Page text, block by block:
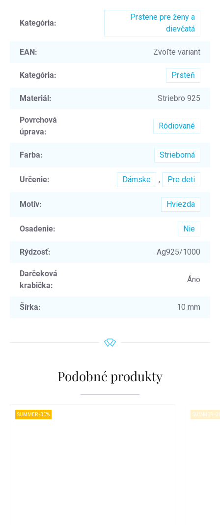
Kategória:
Prstene pre ženy a
dievčatá
EAN: Zvoľte variant
Kategória: Prsteň
Materiál: Striebro 925
Povrchová
úprava:
Ródiované
Farba: Strieborná
Určenie: Dámske , Pre deti
Motív: Hviezda
Osadenie: Nie
Rýdzosť: Ag925/1000
Darčeková
krabička:
Áno
Šírka: 10 mm
Podobné produkty
SUMMER -30% SUMMER -